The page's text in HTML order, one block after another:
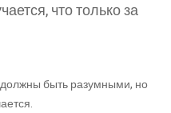
что только за
быть разумными, но